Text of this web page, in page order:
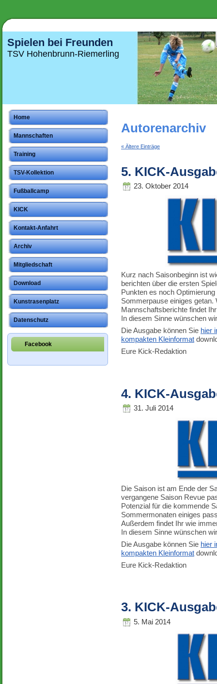
Spielen bei Freunden
TSV Hohenbrunn-Riemerling
Home
Mannschaften
Training
TSV-Kollektion
Fußballcamp
KICK
Kontakt-Anfahrt
Archiv
Mitgliedschaft
Download
Kunstrasenplatz
Datenschutz
Facebook
Autorenarchiv
« Ältere Einträge
5. KICK-
23. Oktober 2014
Kurz nach Saisonbeginn ist
berichten über die ersten
Punkten es noch
Sommerpause einiges
Mannschaftsberichte findet
In diesem Sinne wünschen
Die Ausgabe können Sie hier
kompakten Kleinformat
Eure Kick-Redaktion
4. KICK-
31. Juli 2014
Die Saison ist am Ende der
vergangene Saison Revue
Potenzial für die kommende
Sommermonaten einiges
Außerdem findet Ihr wie
In diesem Sinne wünschen
Die Ausgabe können Sie hier
kompakten Kleinformat
Eure Kick-Redaktion
3. KICK-
5. Mai 2014